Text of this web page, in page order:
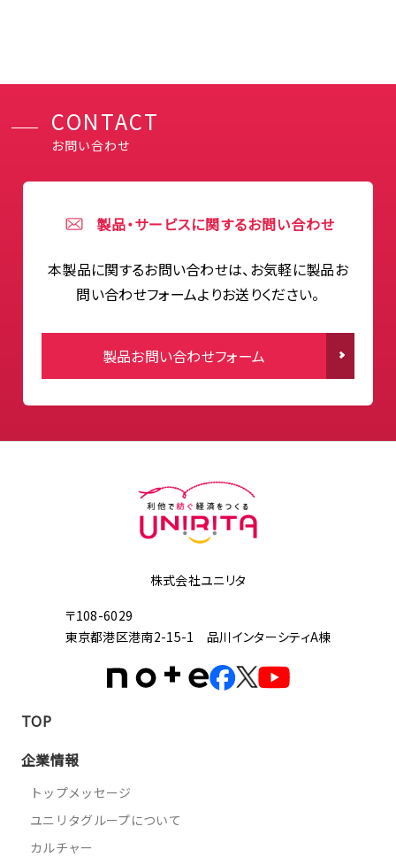
CONTACT
お問い合わせ
製品・サービスに関するお問い合わせ
本製品に関するお問い合わせは、お気軽に製品お
問い合わせフォームよりお送りください。
製品お問い合わせフォーム
株式会社ユニリタ
〒108-6029
東京都港区港南2-15-1 品川インターシティA棟
TOP
企業情報
トップメッセージ
ユニリタグループについて
カルチャー